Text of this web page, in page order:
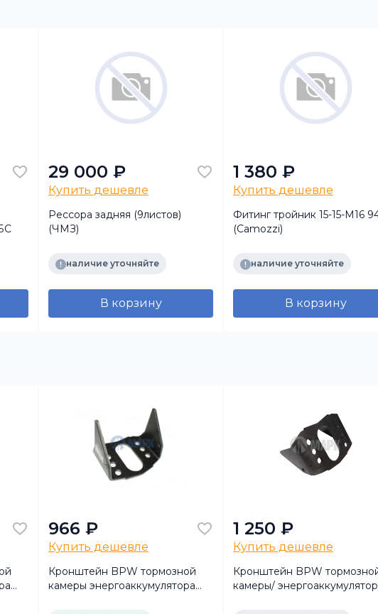
29 000 ₽
Купить дешевле
Рессора задняя (9листов)
(ЧМЗ)
наличие уточняйте
В корзину
1 380 ₽
Купить дешевле
Фитинг тройник 15-15-М16
(Camozzi)
наличие уточняйте
В корзину
966 ₽
Купить дешевле
Кронштейн BPW тормозной
камеры энергоаккумулятора
1 250 ₽
Купить дешевле
Кронштейн BPW
камеры/